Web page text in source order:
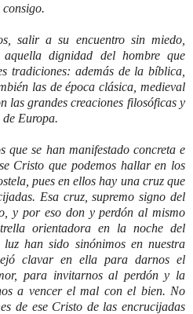
salir a su encuentro sin miedo,
dignidad del hombre que
tradiciones: además de la bíblica,
las de época clásica, medieval
las grandes creaciones filosóficas y
Europa.
que se han manifestado concreta e
Cristo que podemos hallar en los
pues en ellos hay una cruz que
Esa cruz, supremo signo del
y por eso don y perdón al mismo
orientadora en la noche del
han sido sinónimos en nuestra
clavar en ella para darnos el
para invitarnos al perdón y la
a vencer el mal con el bien. No
de ese Cristo de las encrucijadas